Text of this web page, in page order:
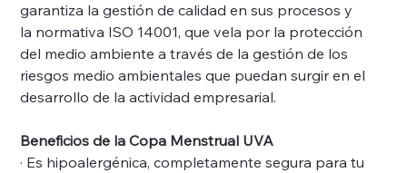
garantiza la gestión de calidad en sus procesos y
la normativa ISO 14001, que vela por la protección
del medio ambiente a través de la gestión de los
riesgos medio ambientales que puedan surgir en el
desarrollo de la actividad empresarial.
Beneficios de la Copa Menstrual UVA
· Es hipoalergénica, completamente segura para tu